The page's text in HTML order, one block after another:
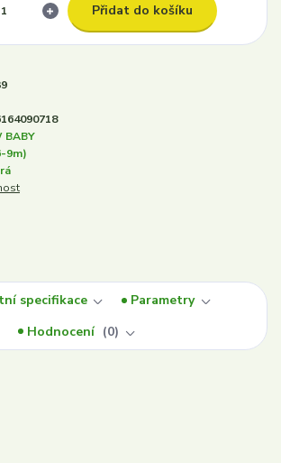
Přidat do košíku
BABY
9m)
specifikace
Parametry
Hodnocení
0